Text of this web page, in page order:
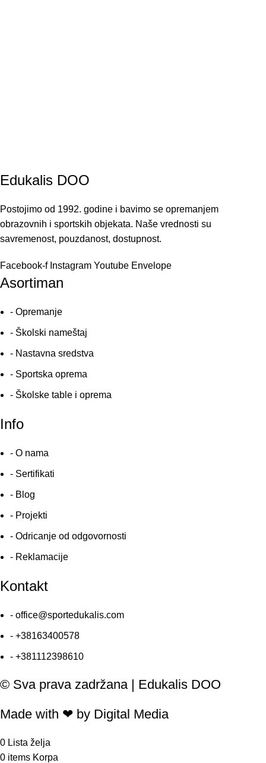
Edukalis DOO
Postojimo od 1992. godine i bavimo se opremanjem
obrazovnih i sportskih objekata. Naše vrednosti su
savremenost, pouzdanost, dostupnost.
Facebook-f Instagram Youtube Envelope
Asortiman
- Opremanje
- Školski nameštaj
- Nastavna sredstva
- Sportska oprema
- Školske table i oprema
Info
- O nama
- Sertifikati
- Blog
- Projekti
- Odricanje od odgovornosti
- Reklamacije
Kontakt
- office@sportedukalis.com
- +38163400578
- +381112398610
© Sva prava zadržana | Edukalis DOO
Made with ❤ by Digital Media
0 Lista želja
0 items Korpa